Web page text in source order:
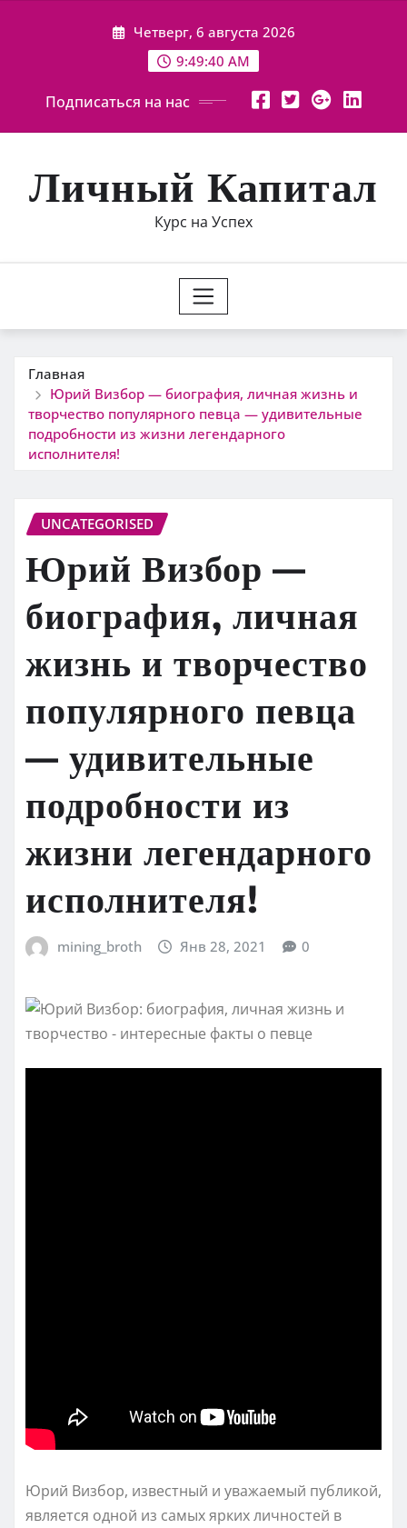
Четверг, 6 августа 2026
9:49:41 AM
Подписаться на нас
Личный Капитал
Курс на Успех
Главная
Юрий Визбор — биография, личная жизнь и
творчество популярного певца — удивительные
подробности из жизни легендарного
исполнителя!
UNCATEGORISED
Юрий Визбор —
биография, личная
жизнь и творчество
популярного певца
— удивительные
подробности из
жизни легендарного
исполнителя!
mining_broth Янв 28, 2021 0
Юрий Визбор, известный и уважаемый публикой,
является одной из самых ярких личностей в